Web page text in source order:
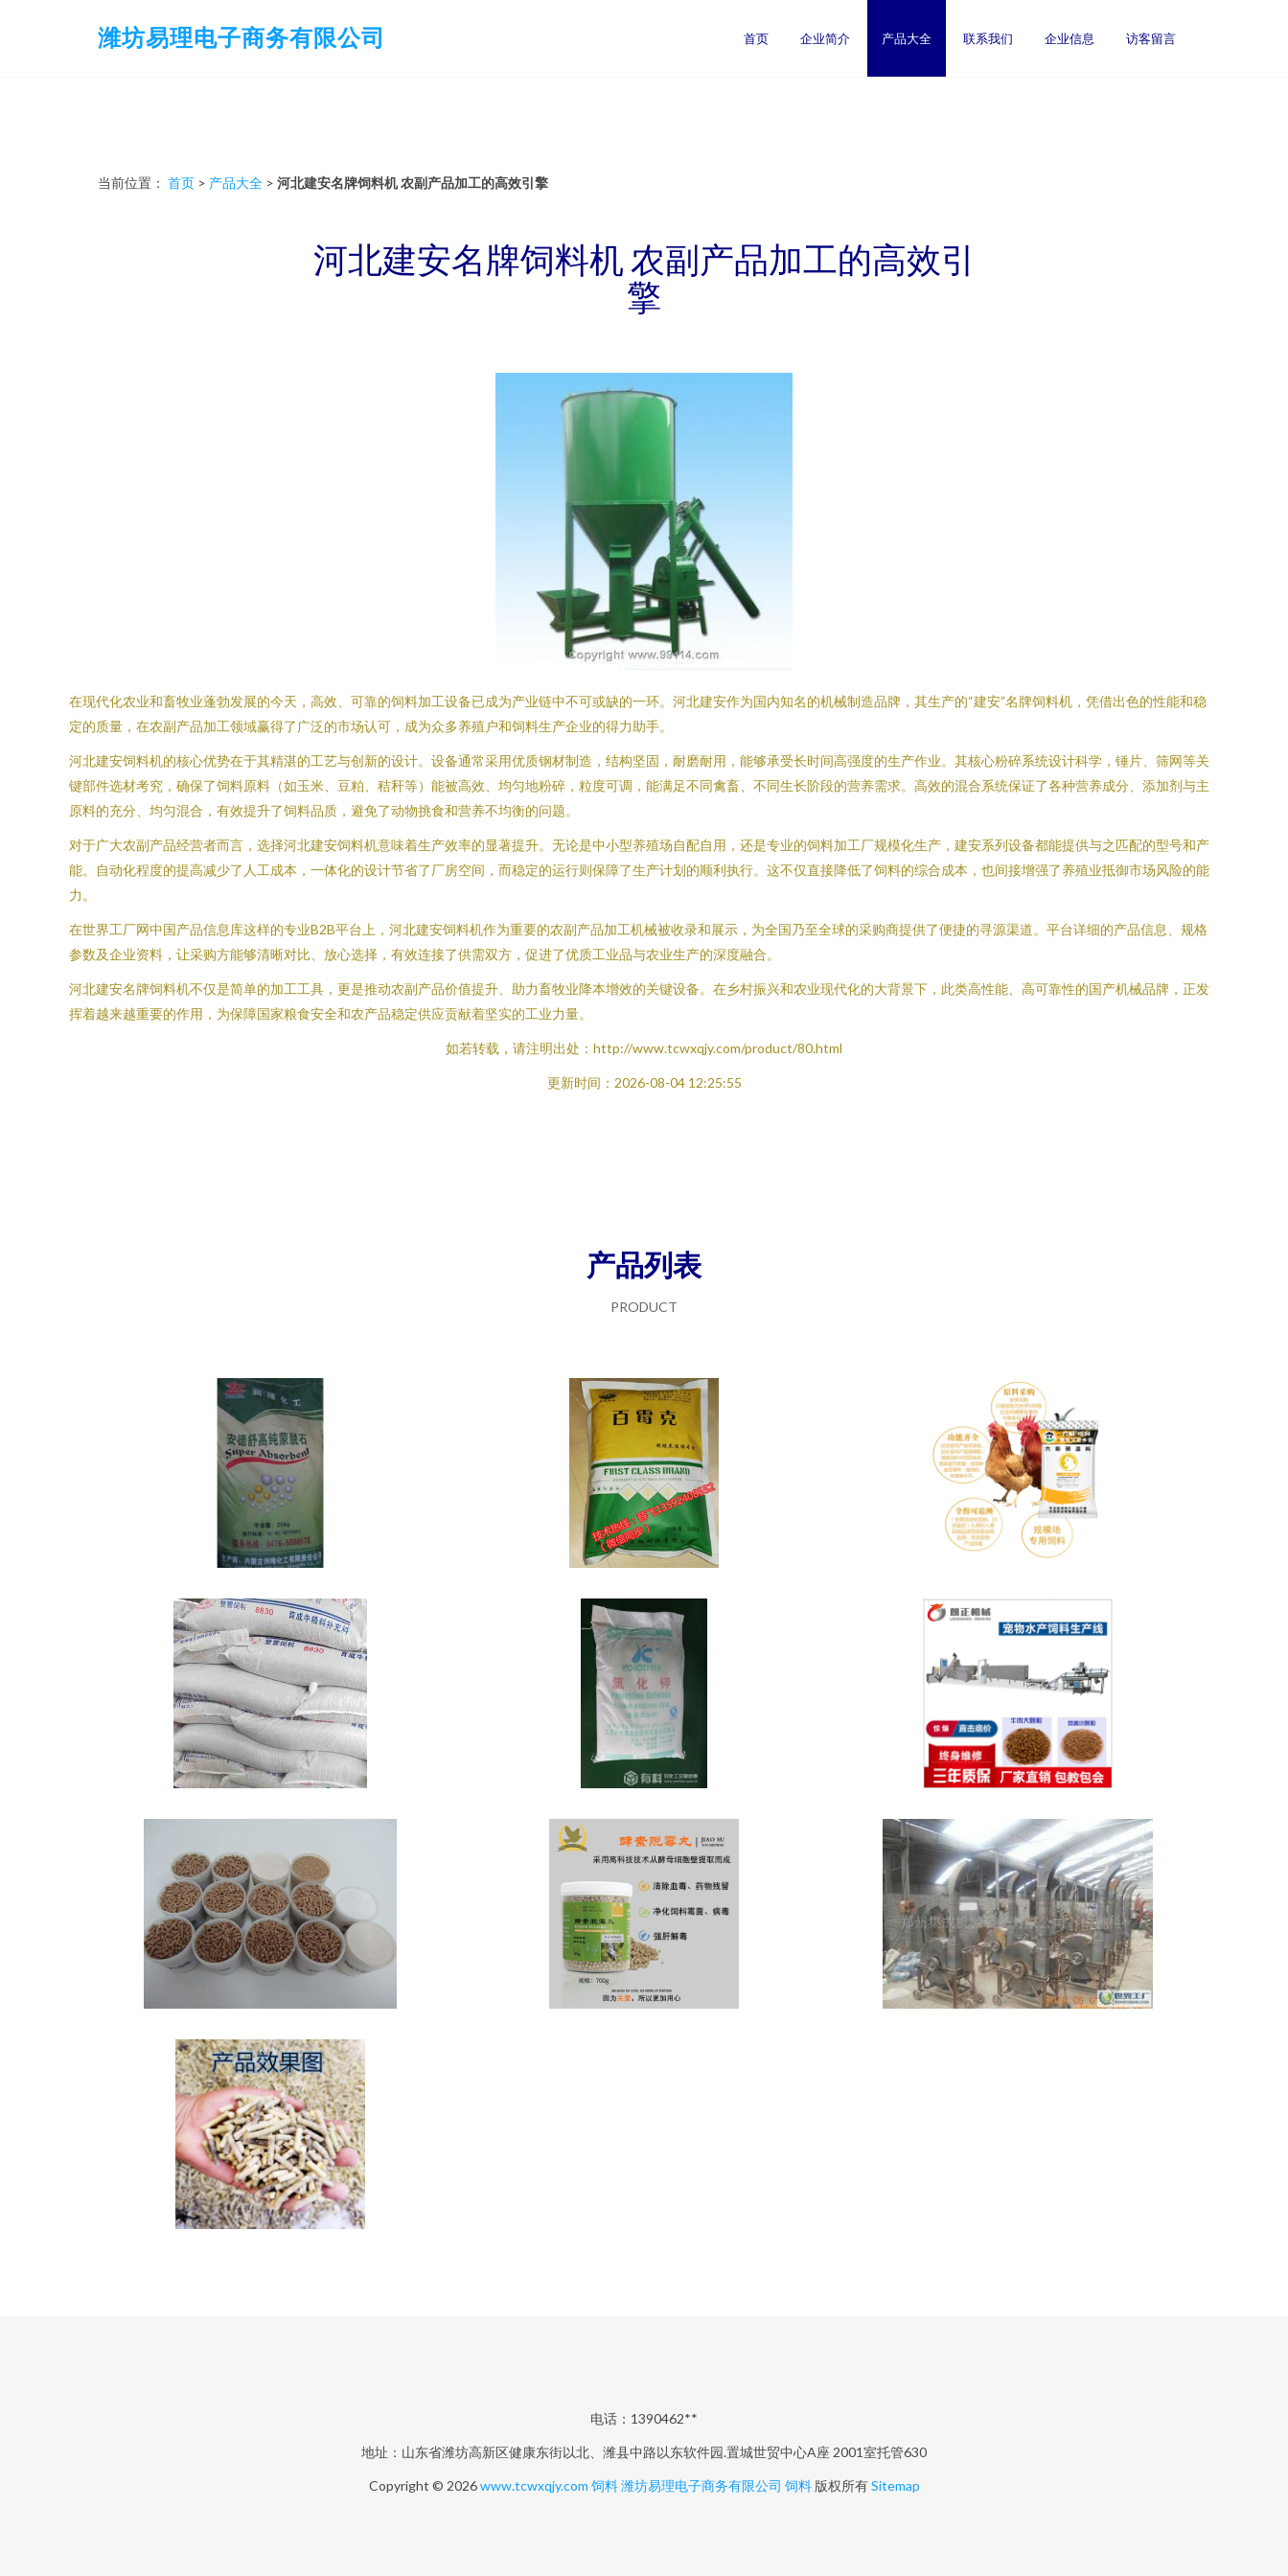
潍坊易理电子商务有限公司 首页 企业简介 产品大全 联系我们 企业信息 访客留言
当前位置： 首页 > 产品大全 > 河北建安名牌饲料机 农副产品加工的高效引擎
河北建安名牌饲料机 农副产品加工的高效引
擎
在现代化农业和畜牧业蓬勃发展的今天，高效、可靠的饲料加工设备已成为产业链中不可或缺的一环。河北建安作为国内知名的机械制造品牌，其生产的“建安”名牌饲料机，凭借出色的性能和稳
定的质量，在农副产品加工领域赢得了广泛的市场认可，成为众多养殖户和饲料生产企业的得力助手。
河北建安饲料机的核心优势在于其精湛的工艺与创新的设计。设备通常采用优质钢材制造，结构坚固，耐磨耐用，能够承受长时间高强度的生产作业。其核心粉碎系统设计科学，锤片、筛网等关
键部件选材考究，确保了饲料原料（如玉米、豆粕、秸秆等）能被高效、均匀地粉碎，粒度可调，能满足不同禽畜、不同生长阶段的营养需求。高效的混合系统保证了各种营养成分、添加剂与主
原料的充分、均匀混合，有效提升了饲料品质，避免了动物挑食和营养不均衡的问题。
对于广大农副产品经营者而言，选择河北建安饲料机意味着生产效率的显著提升。无论是中小型养殖场自配自用，还是专业的饲料加工厂规模化生产，建安系列设备都能提供与之匹配的型号和产
能。自动化程度的提高减少了人工成本，一体化的设计节省了厂房空间，而稳定的运行则保障了生产计划的顺利执行。这不仅直接降低了饲料的综合成本，也间接增强了养殖业抵御市场风险的能
力。
在世界工厂网中国产品信息库这样的专业B2B平台上，河北建安饲料机作为重要的农副产品加工机械被收录和展示，为全国乃至全球的采购商提供了便捷的寻源渠道。平台详细的产品信息、规格
参数及企业资料，让采购方能够清晰对比、放心选择，有效连接了供需双方，促进了优质工业品与农业生产的深度融合。
河北建安名牌饲料机不仅是简单的加工工具，更是推动农副产品价值提升、助力畜牧业降本增效的关键设备。在乡村振兴和农业现代化的大背景下，此类高性能、高可靠性的国产机械品牌，正发
挥着越来越重要的作用，为保障国家粮食安全和农产品稳定供应贡献着坚实的工业力量。
如若转载，请注明出处：http://www.tcwxqjy.com/product/80.html
更新时间：2026-08-04 12:25:55
产品列表
PRODUCT
电话：1390462**
地址：山东省潍坊高新区健康东街以北、潍县中路以东软件园.置城世贸中心A座 2001室托管630
Copyright © 2026www.tcwxqjy.com 饲料 潍坊易理电子商务有限公司 饲料版权所有Sitemap